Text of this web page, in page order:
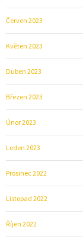
Červen 2023
Květen 2023
Duben 2023
Březen 2023
Únor 2023
Leden 2023
Prosinec 2022
Listopad 2022
Říjen 2022